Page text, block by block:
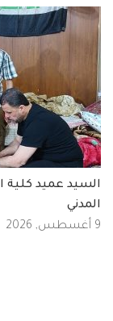
السيد عميد كلية
المدني
9 أغسطس, 2026